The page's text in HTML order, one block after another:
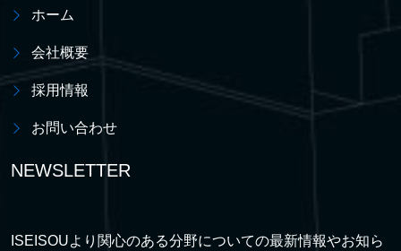
ホーム
会社概要
採用情報
お問い合わせ
NEWSLETTER
ISEISOUより関心のある分野についての最新情報やお知ら